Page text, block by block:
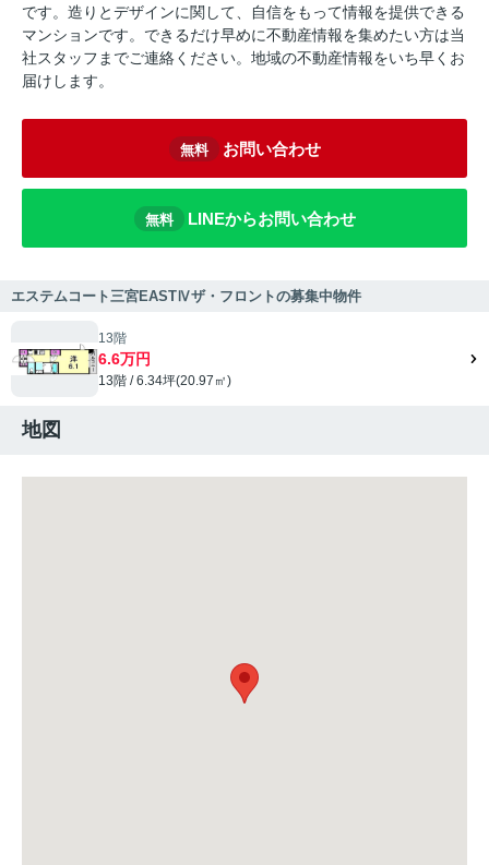
です。造りとデザインに関して、自信をもって情報を提供できる
マンションです。できるだけ早めに不動産情報を集めたい方は当
社スタッフまでご連絡ください。地域の不動産情報をいち早くお
届けします。
無料 お問い合わせ
無料 LINEからお問い合わせ
エステムコート三宮EASTⅣザ・フロントの募集中物件
13階
6.6万円
13階 / 6.34坪(20.97㎡)
地図